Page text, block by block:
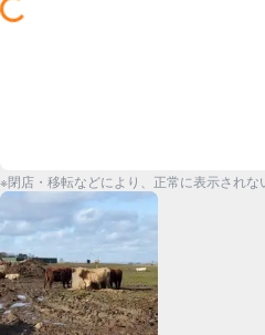
※閉店・移転などにより、正常に表示されな